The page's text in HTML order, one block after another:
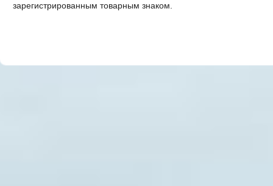
зарегистрированным товарным знаком.